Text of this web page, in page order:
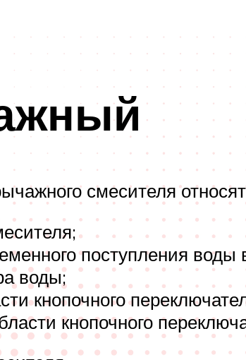
смесителя
поступления
воды;
кнопочного
кнопочного